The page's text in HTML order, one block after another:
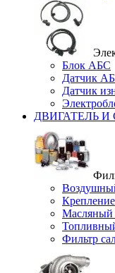
Блок АБС
Датчик
Датчик
ДВИГАТЕЛЬ
Масляный
Фильтр